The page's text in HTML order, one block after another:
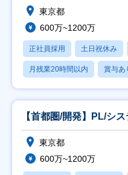
東京都
600万~1200万
正社員採用 土日祝休み
月残業20時間以内 賞与あ
【首都圏/開発】PL/シ
東京都
600万~1200万